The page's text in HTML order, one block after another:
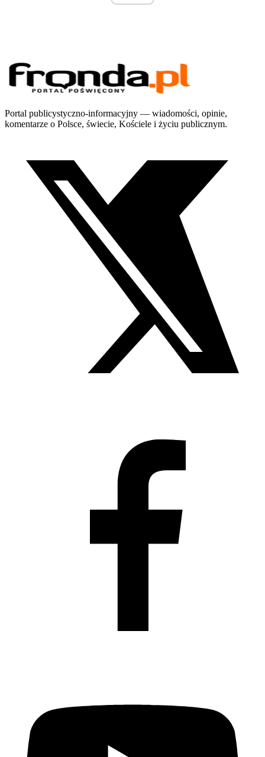
Portal publicystyczno-informacyjny — wiadomości, opinie,
komentarze o Polsce, świecie, Kościele i życiu publicznym.